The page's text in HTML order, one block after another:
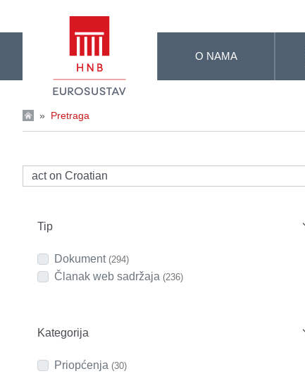
O NAMA
» Pretraga
Tip
Dokument (294)
Članak web sadržaja (236)
Kategorija
Priopćenja (30)